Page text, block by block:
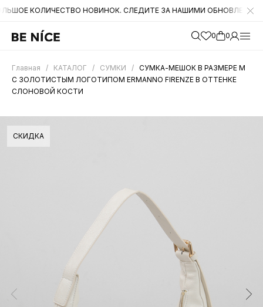
НОВИНОК. СЛЕДИТЕ ЗА НАШИМИ ОБНОВЛЕНИЯМИ НА
0 0
Главная / КАТАЛОГ / СУМКИ / СУМКА-МЕШОК В РАЗМЕРЕ М
С ЗОЛОТИСТЫМ ЛОГОТИПОМ ERMANNO FIRENZE В ОТТЕНКЕ
СЛОНОВОЙ КОСТИ
СКИДКА